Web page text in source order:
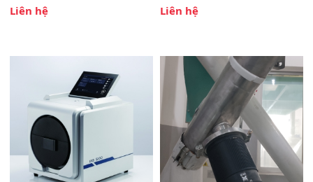
Thiết bị linh hoạt cho nhiều kịch
trực tiếp ngoài đồng ruộng.
Liên hệ
ứng dụng rộng: Đáp ứng nhu cầu
nghiệp khác nhau.  Độ nhạy cao:
Trang bị đầu dò InGaAs độ nhạy
cao, cung cấp phản hồi phổ tuyến
tính đầy đủ, đảm bảo độ chính
xác và khả năng lặp lại tối ưu.
Liên hệ